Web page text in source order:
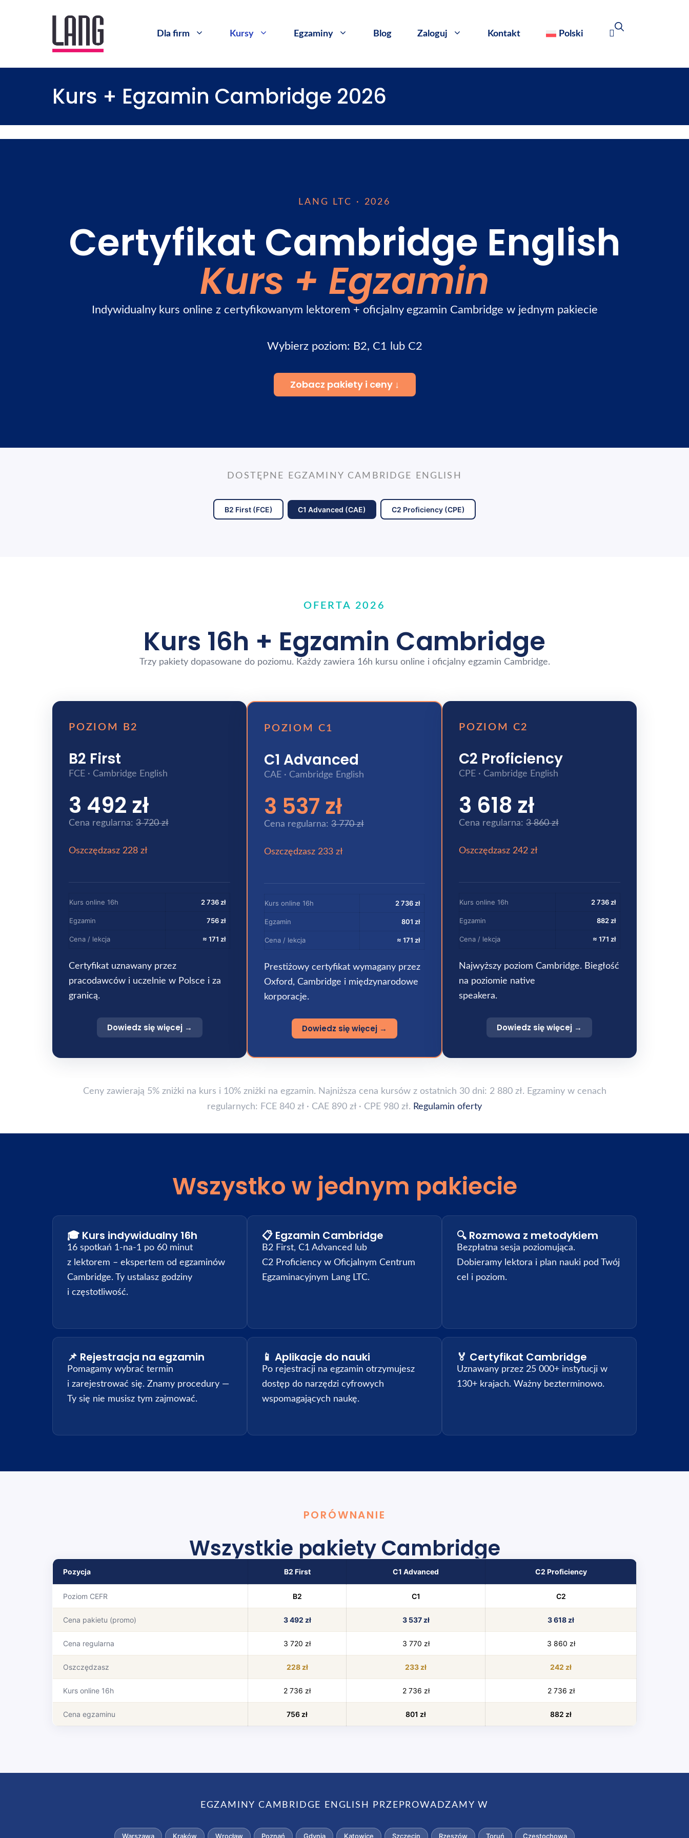
Dla firm Kursy ​Egzaminy Blog Zaloguj Kontakt Polski
Kurs + Egzamin Cambridge 2026
LANG LTC · 2026
Certyfikat Cambridge English
Kurs + Egzamin
Indywidualny kurs online z certyfikowanym lektorem + oficjalny egzamin Cambridge w jednym pakiecie
Wybierz poziom: B2, C1 lub C2
Zobacz pakiety i ceny ↓
DOSTĘPNE EGZAMINY CAMBRIDGE ENGLISH
B2 First (FCE) C1 Advanced (CAE) C2 Proficiency (CPE)
OFERTA 2026
Kurs 16h + Egzamin Cambridge
Trzy pakiety dopasowane do poziomu. Każdy zawiera 16h kursu online i oficjalny egzamin Cambridge.
POZIOM B2
B2 First
FCE · Cambridge English
3 492 zł
Cena regularna: 3 720 zł
Oszczędzasz 228 zł
Kurs online 16h 2 736 zł
Egzamin 756 zł
Cena / lekcja ≈ 171 zł
Certyfikat uznawany przez
pracodawców i uczelnie w Polsce i za
granicą.
Dowiedz się więcej →
POZIOM C1
C1 Advanced
CAE · Cambridge English
3 537 zł
Cena regularna:3 770 zł
Oszczędzasz 233 zł
Kurs online 16h 2 736 zł
Egzamin 801 zł
Cena / lekcja ≈ 171 zł
Prestiżowy certyfikat wymagany przez
Oxford, Cambridge i międzynarodowe
korporacje.
Dowiedz się więcej →
POZIOM C2
C2 Proficiency
CPE · Cambridge English
3 618 zł
Cena regularna: 3 860 zł
Oszczędzasz 242 zł
Kurs online 16h 2 736 zł
Egzamin 882 zł
Cena / lekcja ≈ 171 zł
Najwyższy poziom Cambridge. Biegłość
na poziomie native
speakera.
Dowiedz się więcej →
Ceny zawierają 5% zniżki na kurs i 10% zniżki na egzamin. Najniższa cena kursów z ostatnich 30 dni: 2 880 zł. Egzaminy w cenach
regularnych: FCE 840 zł · CAE 890 zł · CPE 980 zł. Regulamin oferty
Wszystko w jednym pakiecie
🎓 Kurs indywidualny 16h
16 spotkań 1-na-1 po 60 minut
z lektorem – ekspertem od egzaminów
Cambridge. Ty ustalasz godziny
i częstotliwość.
📋 Egzamin Cambridge
B2 First, C1 Advanced lub
C2 Proficiency w Oficjalnym Centrum
Egzaminacyjnym Lang LTC.
🔍 Rozmowa z metodykiem
Bezpłatna sesja poziomująca.
Dobieramy lektora i plan nauki pod Twój
cel i poziom.
📌 Rejestracja na egzamin
Pomagamy wybrać termin
i zarejestrować się. Znamy procedury —
Ty się nie musisz tym zajmować.
📱 Aplikacje do nauki
Po rejestracji na egzamin otrzymujesz
dostęp do narzędzi cyfrowych
wspomagających naukę.
🏅 Certyfikat Cambridge
Uznawany przez 25 000+ instytucji w
130+ krajach. Ważny bezterminowo.
PORÓWNANIE
Wszystkie pakiety Cambridge
Pozycja B2 First C1 Advanced C2 Proficiency
Poziom CEFR B2 C1 C2
Cena pakietu (promo) 3 492 zł 3 537 zł 3 618 zł
Cena regularna 3 720 zł 3 770 zł 3 860 zł
Oszczędzasz 228 zł 233 zł 242 zł
Kurs online 16h 2 736 zł 2 736 zł 2 736 zł
Cena egzaminu 756 zł 801 zł 882 zł
EGZAMINY CAMBRIDGE ENGLISH PRZEPROWADZAMY W
Warszawa Kraków Wrocław Poznań Gdynia Katowice Szczecin Rzeszów Toruń Częstochowa